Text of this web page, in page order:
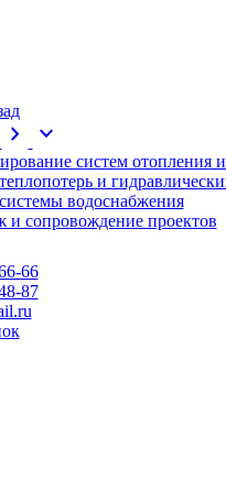
chevron_right expand_more
систем отопления
и
водоснабжения
и сопровождение проектов
66
87